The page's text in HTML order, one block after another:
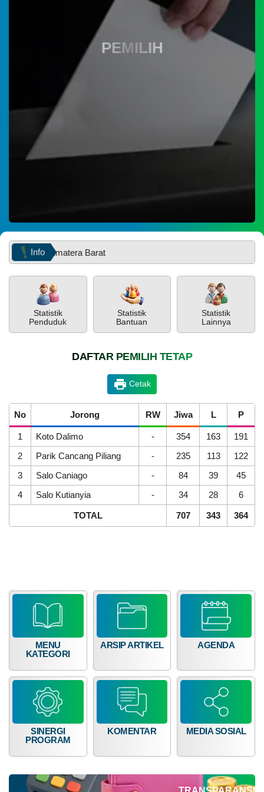
PEMERINTAH LAYANAN MANDIRI PENGADUAN
DAFTAR PEMILIH STATUS IDM
KEHADIRAN
INFORMASI
PRODUK HUKUM
DATA STUNTING
DATA PETA ARSIP ARTIKEL
PEMILIH
Info
Sumatera Barat
Statistik
Penduduk
Statistik
Bantuan
Statistik
Lainnya
DAFTAR PEMILIH TETAP
Cetak
No Jorong RW Jiwa L P
1 Koto Dalimo - 354 163
191
2
Parik Cancang Piliang - 235 113
122
3
Salo Caniago - 84 39
45
4
Salo Kutianyia - 34 28 6
TOTAL 707 343 364
MENU
KATEGORI
ARSIP ARTIKEL
228
Kali
Panen
Jagung
Pakan
Program
Ketahanan
Pangan
BUMNag
Amanah
Nagari
Supayang
06
Maret
2026
233
Kali
Kegiatan
Safari
Ramadhan
di
Nagari
Supayang
AGENDA
SINERGI
PROGRAM
P3M PNP
KOMENTAR MEDIA SOSIAL